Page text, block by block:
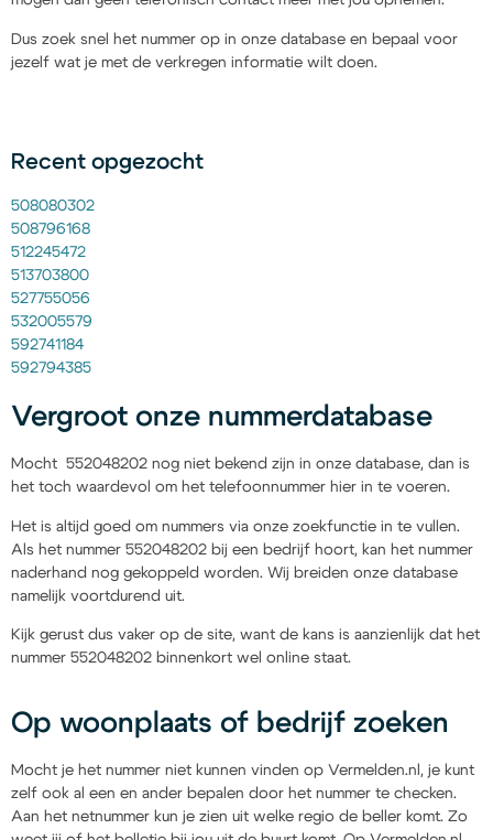
Dus zoek snel het nummer op in onze database en bepaal voor
jezelf wat je met de verkregen informatie wilt doen.
Recent opgezocht
508080302
508796168
512245472
513703800
527755056
532005579
592741184
592794385
Vergroot onze nummerdatabase
Mocht 552048202 nog niet bekend zijn in onze database, dan is
het toch waardevol om het telefoonnummer hier in te voeren.
Het is altijd goed om nummers via onze zoekfunctie in te vullen.
Als het nummer 552048202 bij een bedrijf hoort, kan het nummer
naderhand nog gekoppeld worden. Wij breiden onze database
namelijk voortdurend uit.
Kijk gerust dus vaker op de site, want de kans is aanzienlijk dat het
nummer 552048202 binnenkort wel online staat.
Op woonplaats of bedrijf zoeken
Mocht je het nummer niet kunnen vinden op Vermelden.nl, je kunt
zelf ook al een en ander bepalen door het nummer te checken.
Aan het netnummer kun je zien uit welke regio de beller komt. Zo